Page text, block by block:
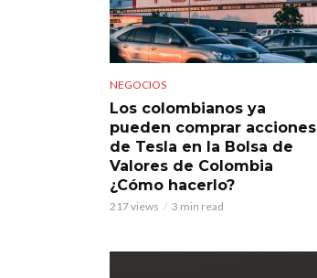
NEGOCIOS
Los colombianos ya
pueden comprar acciones
de Tesla en la Bolsa de
Valores de Colombia
¿Cómo hacerlo?
217 views 3 min read